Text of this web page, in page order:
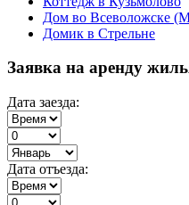
Дом во Всеволожске
Домик в Стрельне
Заявка на аренду
Дата заезда:
Дата отъезда: